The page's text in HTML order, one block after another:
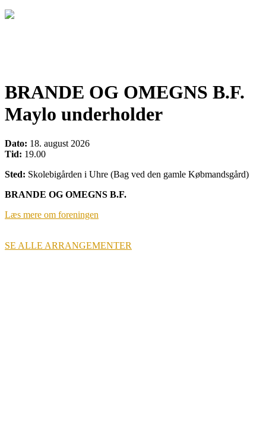
BRANDE OG OMEGNS B.F.
Maylo underholder
Dato: 18. august 2026
Tid: 19.00
Sted: Skolebigården i Uhre (Bag ved den gamle Købmandsgård)
BRANDE OG OMEGNS B.F.
Læs mere om foreningen
SE ALLE ARRANGEMENTER